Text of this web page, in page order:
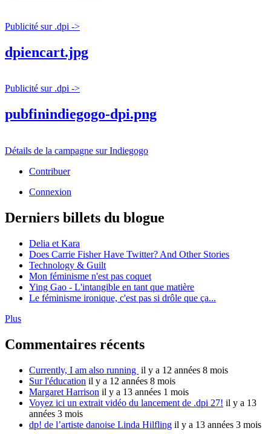
Publicité sur .dpi ->
dpiencart.jpg
Publicité sur .dpi ->
pubfinindiegogo-dpi.png
Détails de la campagne sur Indiegogo
Contribuer
Connexion
Derniers billets du blogue
Delia et Kara
Does Carrie Fisher Have Twitter? And Other Stories
Technology & Guilt
Mon féminisme n'est pas coquet
Ying Gao - L'intangible en tant que matière
Le féminisme ironique, c'est pas si drôle que ça...
Plus
Commentaires récents
Currently, I am also running il y a 12 années 8 mois
Sur l'éducation il y a 12 années 8 mois
Margaret Harrison il y a 13 années 1 mois
Voyez ici un extrait vidéo du lancement de .dpi 27! il y a 13
années 3 mois
dp! de l’artiste danoise Linda Hilfling il y a 13 années 3 mois